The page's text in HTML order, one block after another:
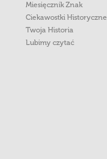
Miesięcznik Znak
Ciekawostki Historyczne
Twoja Historia
Lubimy czytać